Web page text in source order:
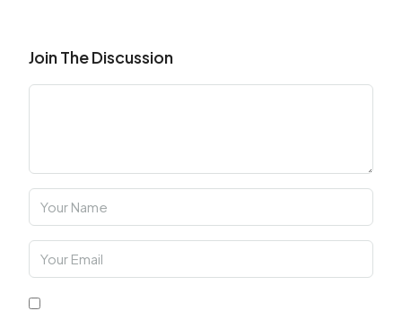
Join The Discussion